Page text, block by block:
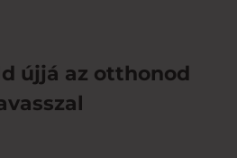
újjá az otthonod